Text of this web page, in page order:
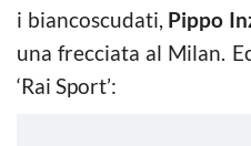
i biancoscudati, Pippo
una frecciata al Milan.
‘Rai Sport’: